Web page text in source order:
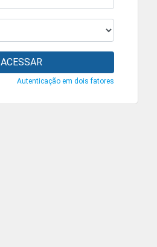
ACESSAR
Autenticação em dois fatores